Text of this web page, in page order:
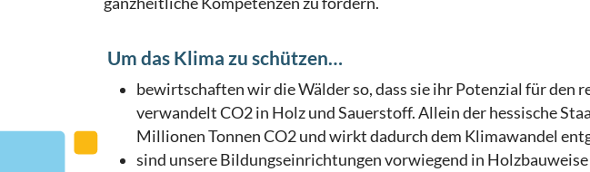
Um das Klima zu schützen…
bewirtschaften wir die Wälder so, dass sie ihr Potenzial für den
verwandelt CO2 in Holz und Sauerstoff. Allein der hessische
Millionen Tonnen CO2 und wirkt dadurch dem Klimawandel
sind unsere Bildungseinrichtungen vorwiegend in